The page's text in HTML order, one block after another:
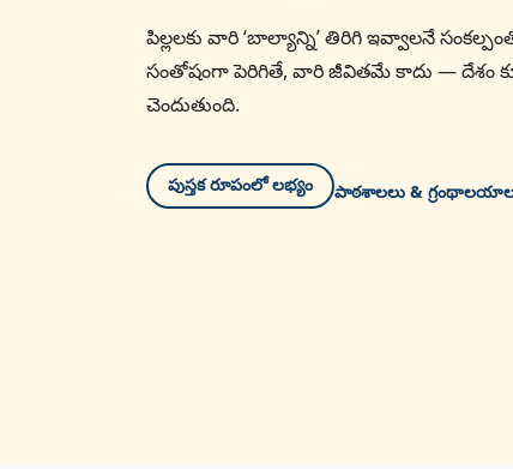
పిల్లలకు వారి ‘బాల్యాన్ని’ తిరిగి ఇవ్వాలనే
సంతోషంగా పెరిగితే, వారి జీవితమే కాదు — దేశం
చెందుతుంది.
పుస్తక రూపంలో లభ్యం పాఠశాలలు &